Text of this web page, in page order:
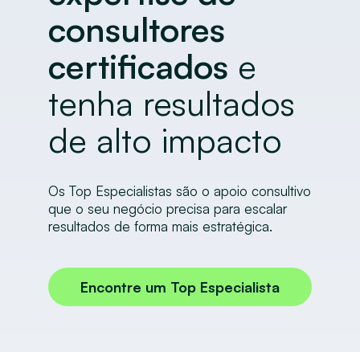
consultores
certificados e
tenha resultados
de alto impacto
Os Top Especialistas são o apoio consultivo
que o seu negócio precisa para escalar
resultados de forma mais estratégica.
Encontre um Top Especialista